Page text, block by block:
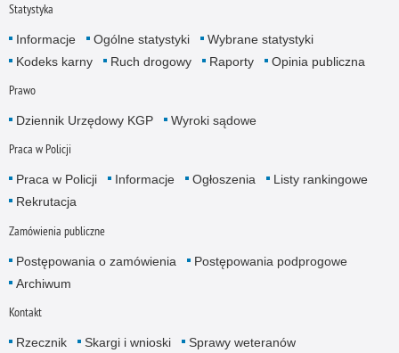
Statystyka
Informacje Ogólne statystyki
Wybrane statystyki
Kodeks karny
Ruch drogowy Raporty Opinia publiczna
Prawo
Dziennik Urzędowy KGP Wyroki sądowe
Praca w Policji
Praca w Policji Informacje Ogłoszenia
Listy rankingowe
Rekrutacja
Zamówienia publiczne
Postępowania o zamówienia
Postępowania podprogowe
Archiwum
Kontakt
Rzecznik Skargi i wnioski Sprawy weteranów